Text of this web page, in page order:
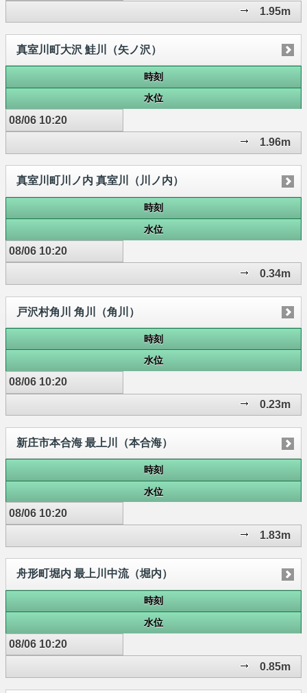
1.95m
真室川町大沢 鮭川（矢ノ沢）
時刻
水位
08/06 10:20
1.96m
真室川町川ノ内 真室川（川ノ内）
時刻
水位
08/06 10:20
0.34m
戸沢村角川 角川（角川）
時刻
水位
08/06 10:20
0.23m
新庄市本合海 最上川（本合海）
時刻
水位
08/06 10:20
1.83m
舟形町堀内 最上川中流（堀内）
時刻
水位
08/06 10:20
0.85m